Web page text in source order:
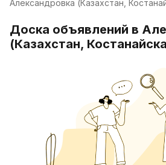
Александровка (Казахстан,
Доска объявлений в
(Казахстан,